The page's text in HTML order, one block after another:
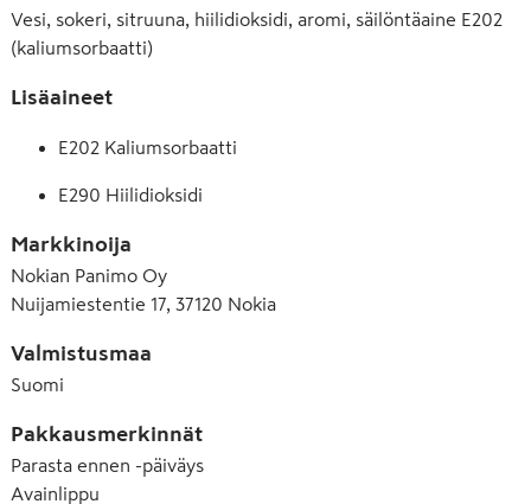
Vesi, sokeri, sitruuna, hiilidioksidi, aromi, säilöntäaine E202
(kaliumsorbaatti)
Lisäaineet
E202 Kaliumsorbaatti
E290 Hiilidioksidi
Markkinoija
Nokian Panimo Oy
Nuijamiestentie 17, 37120 Nokia
Valmistusmaa
Suomi
Pakkausmerkinnät
Parasta ennen -päiväys
Avainlippu